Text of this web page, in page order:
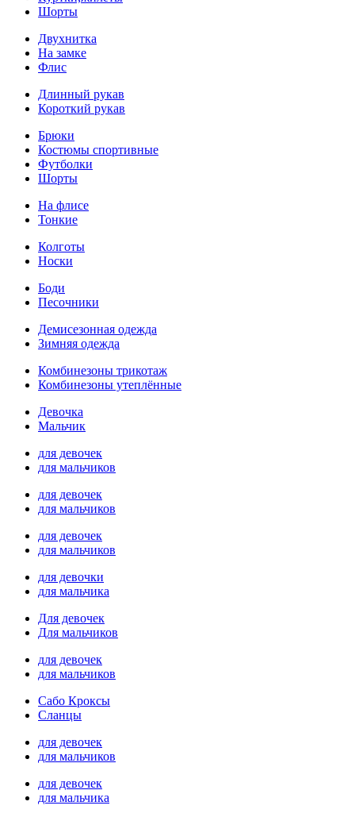
Шорты
Двухнитка
На замке
Флис
Длинный рукав
Короткий рукав
Брюки
Костюмы спортивные
Футболки
Шорты
На флисе
Тонкие
Колготы
Носки
Боди
Песочники
Демисезонная одежда
Зимняя одежда
Комбинезоны трикотаж
Комбинезоны утеплённые
Девочка
Мальчик
для девочек
для мальчиков
для девочек
для мальчиков
для девочек
для мальчиков
для девочки
для мальчика
Для девочек
Для мальчиков
для девочек
для мальчиков
Сабо Кроксы
Сланцы
для девочек
для мальчиков
для девочек
для мальчика